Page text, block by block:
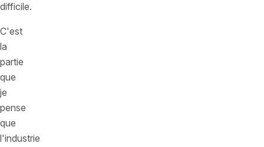
difficile.
C'est
la
partie
que
je
pense
que
l'industrie